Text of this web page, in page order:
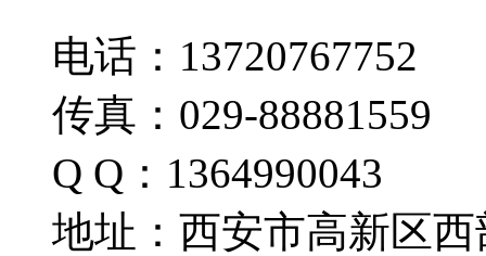
电话：13720767752
传真：029-88881559
Q Q：1364990043
地址：西安市高新区西